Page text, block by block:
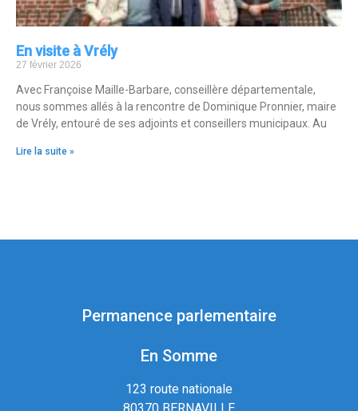
En visite à Vrély
27 février 2026
Avec Françoise Maille-Barbare, conseillère départementale,
nous sommes allés à la rencontre de Dominique Pronnier, maire
de Vrély, entouré de ses adjoints et conseillers municipaux. Au
Lire la suite »
Permanence parlementaire
En Somme
123 route nationale